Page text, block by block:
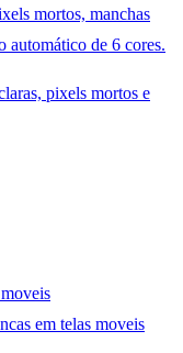
mortos, manchas
automático de 6 cores.
pixels mortos e
em telas moveis